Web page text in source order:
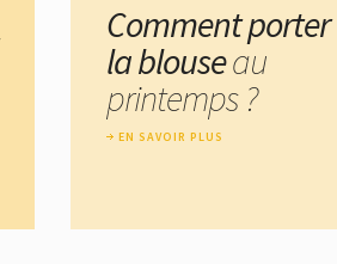
Comment porter
la blouseau
printemps ?
EN SAVOIR PLUS